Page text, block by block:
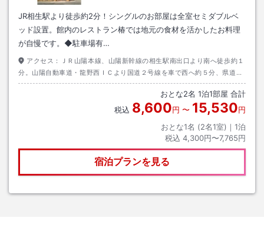
JR相生駅より徒歩約2分！シングルのお部屋は全室セミダブルベ
ッド設置。館内のレストラン椿では地元の食材を活かしたお料理
が自慢です。◆駐車場有…
アクセス：
ＪＲ山陽本線、山陽新幹線の相生駅南出口より南へ徒歩約１
分。山陽自動車道・龍野西ＩＣより国道２号線を車で西へ約５分、県道１
２１号線へ入り相生市内へ約１分、『双葉２丁目』の信号を右へ約３分。
おとな2名 1泊1部屋 合計
税込 8,600円 〜 15,530円
おとな1名 (2名1室)｜ 1泊
税込 4,300円〜7,765円
宿泊プランを見る